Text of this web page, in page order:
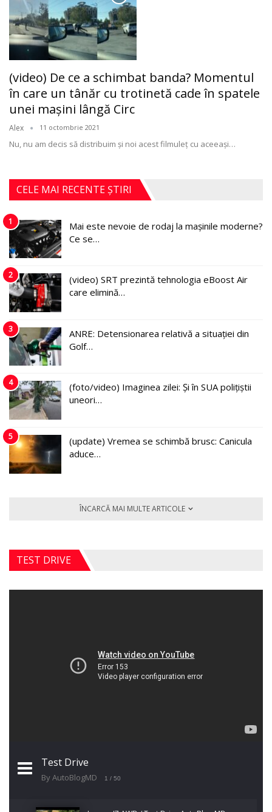
(video) De ce a schimbat banda? Momentul
în care un tânăr cu trotinetă cade în spatele
unei maşini lângă Circ
Alex 11 octombrie 2021
Nu, nu am decis să distribuim şi noi acest filmuleţ cu aceeași…
CELE MAI RECENTE ȘTIRI
1
Mai este nevoie de rodaj la mașinile moderne?
Ce se…
2
(video) SRT prezintă tehnologia eBoost Air
care elimină…
3
ANRE: Detensionarea relativă a situației din
Golf…
4
(foto/video) Imaginea zilei: Și în SUA polițiștii
uneori…
5
(update) Vremea se schimbă brusc: Canicula
aduce…
ÎNCARCĂ MAI MULTE ARTICOLE
TEST DRIVE
Test Drive
By AutoBlogMD 1 / 50